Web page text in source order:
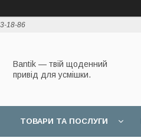
18-86
Bantik — твій щоденний
привід для усмішки.
ТОВАРИ ТА ПОСЛУГИ